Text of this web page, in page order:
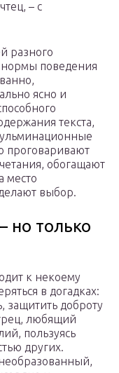
– с
разного
нормы поведения
ясно и
текста,
проговаривают
обогащают
место
выбор.
но только
к некоему
в догадках:
защитить доброту
любящий
пользуясь
других.